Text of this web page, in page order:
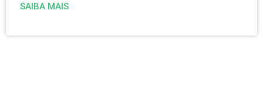
SAIBA MAIS